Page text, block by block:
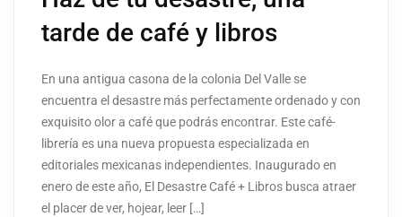
tarde de café y libros
En una antigua casona de la colonia Del Valle se
encuentra el desastre más perfectamente ordenado y con
exquisito olor a café que podrás encontrar. Este café-
librería es una nueva propuesta especializada en
editoriales mexicanas independientes. Inaugurado en
enero de este año, El Desastre Café + Libros busca atraer
el placer de ver, hojear, leer […]